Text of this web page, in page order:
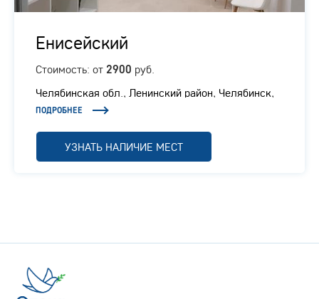
Енисейский
Стоимость: от 2900 руб.
Челябинская обл., ​Ленинский район, Челябинск,
Енисейская, 6
ПОДРОБНЕЕ
УЗНАТЬ НАЛИЧИЕ МЕСТ